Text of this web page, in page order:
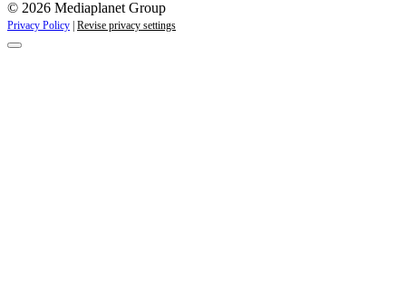
© 2026 Mediaplanet Group
Privacy Policy Revise privacy settings